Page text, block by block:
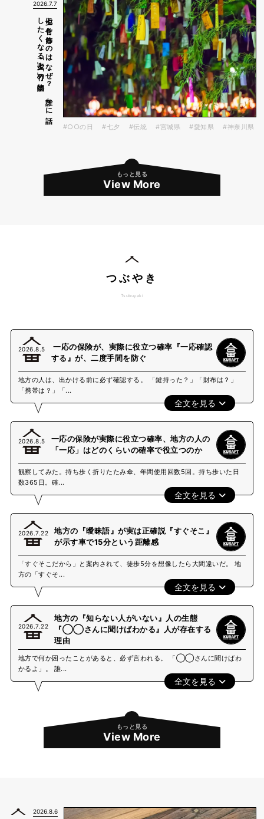
2026.7.7
七夕に
竹を
飾る
の
は
な
ぜ
？
誰か
に
話
し
た
く
な
る
「七夕」と
「竹」の
物語
#○○の日 #七夕 #伝統 #宮城県 #愛知県 #神奈川県
もっと見る
View More
つぶやき
Tsubuyaki
2026.8.5
一応の保険が、実際に役立つ確率『一応確認
する』が、二度手間を防ぐ
地方の人は、出かける前に必ず確認する。 「鍵持った？」「財布は？」
「携帯は？」「...
全文を見る
2026.8.5
一応の保険が実際に役立つ確率、地方の人の
「一応」はどのくらいの確率で役立つのか
観察してみた。持ち歩く折りたたみ傘、年間使用回数5回。持ち歩いた日
数365日。確...
全文を見る
2026.7.22
地方の『曖昧語』が実は正確説『すぐそこ』
が示す車で15分という距離感
「すぐそこだから」と案内されて、徒歩5分を想像したら大間違いだ。 地
方の「すぐそ...
全文を見る
2026.7.22
地方の『知らない人がいない』人の生態
『◯◯さんに聞けばわかる』人が存在する
理由
地方で何か困ったことがあると、必ず言われる。 「◯◯さんに聞けばわ
かるよ」。 誰...
全文を見る
もっと見る
View More
2026.8.6